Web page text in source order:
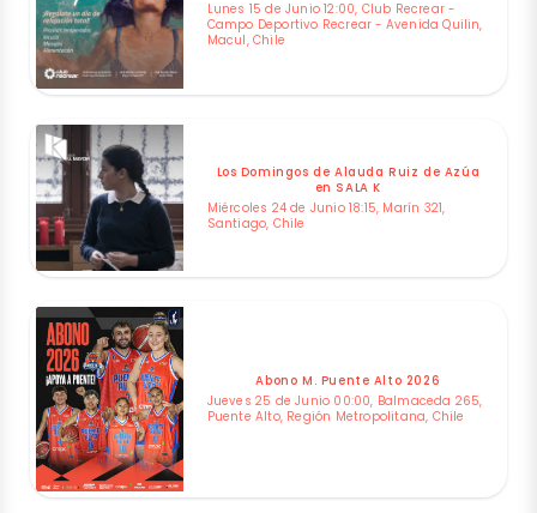
Lunes 15 de Junio 12:00, Club Recrear -
Campo Deportivo Recrear - Avenida Quilin,
Macul, Chile
Los Domingos de Alauda Ruiz de Azúa
en SALA K
Miércoles 24 de Junio 18:15, Marín 321,
Santiago, Chile
Abono M. Puente Alto 2026
Jueves 25 de Junio 00:00, Balmaceda 265,
Puente Alto, Región Metropolitana, Chile